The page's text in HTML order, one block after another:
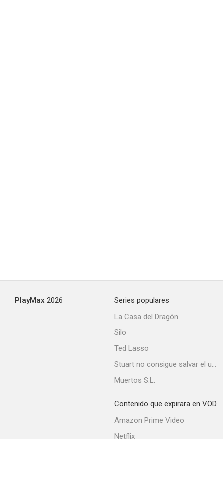
PlayMax 2026
Series populares
La Casa del Dragón
Silo
Ted Lasso
Stuart no consigue salvar el universo
Muertos S.L.
Contenido que expirara en VOD
Amazon Prime Video
Netflix